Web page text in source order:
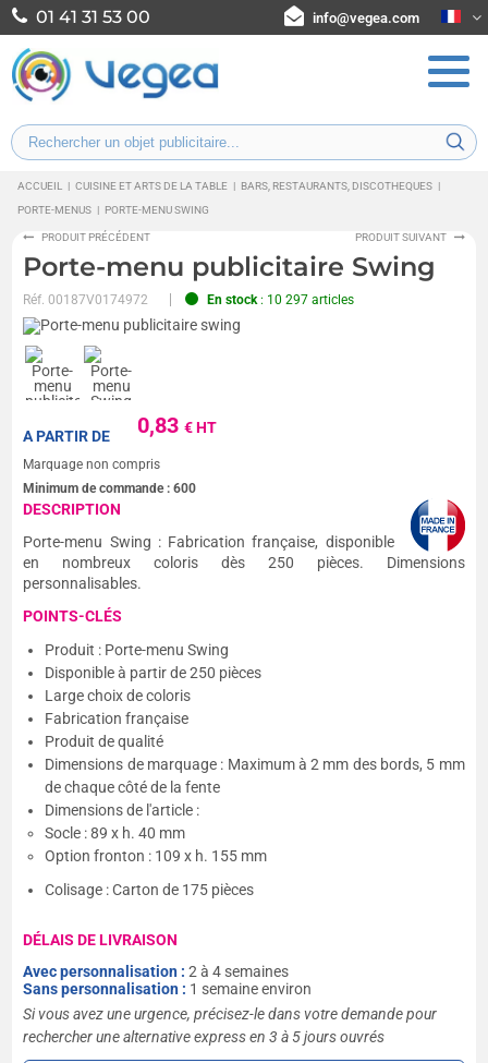
01 41 31 53 00 info@vegea.com
ACCUEIL | CUISINE ET ARTS DE LA TABLE | BARS, RESTAURANTS, DISCOTHEQUES |
PORTE-MENUS | PORTE-MENU SWING
PRODUIT PRÉCÉDENT PRODUIT SUIVANT
Porte-menu publicitaire Swing
Réf.00187V0174972 En stock: 10 297 articles
0,83€ HT
A PARTIR DE
Marquage non compris
Minimum de commande :600
DESCRIPTION
Porte-menu Swing : Fabrication française, disponible
en nombreux coloris dès 250 pièces. Dimensions
personnalisables.
POINTS-CLÉS
Produit : Porte-menu Swing
Disponible à partir de 250 pièces
Large choix de coloris
Fabrication française
Produit de qualité
Dimensions de marquage : Maximum à 2 mm des bords, 5 mm
de chaque côté de la fente
Dimensions de l'article :
Socle : 89 x h. 40 mm
Option fronton : 109 x h. 155 mm
Colisage : Carton de 175 pièces
DÉLAIS DE LIVRAISON
Avec personnalisation :2 à 4 semaines
Sans personnalisation : 1 semaine environ
Si vous avez une urgence, précisez-le dans votre demande pour
rechercher une alternative express en 3 à 5 jours ouvrés